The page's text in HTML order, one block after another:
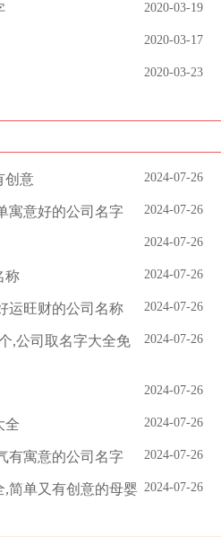
2020-03-19
2020-03-17
2020-03-23
2024-07-26
创意
2024-07-26
寓意好的公司名字
2024-07-26
2024-07-26
称
2024-07-26
运旺财的公司名称
2024-07-26
,公司取名字大全免
2024-07-26
2024-07-26
全
2024-07-26
有寓意的公司名字
2024-07-26
简单又有创意的母婴